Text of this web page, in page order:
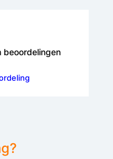
beoordelingen